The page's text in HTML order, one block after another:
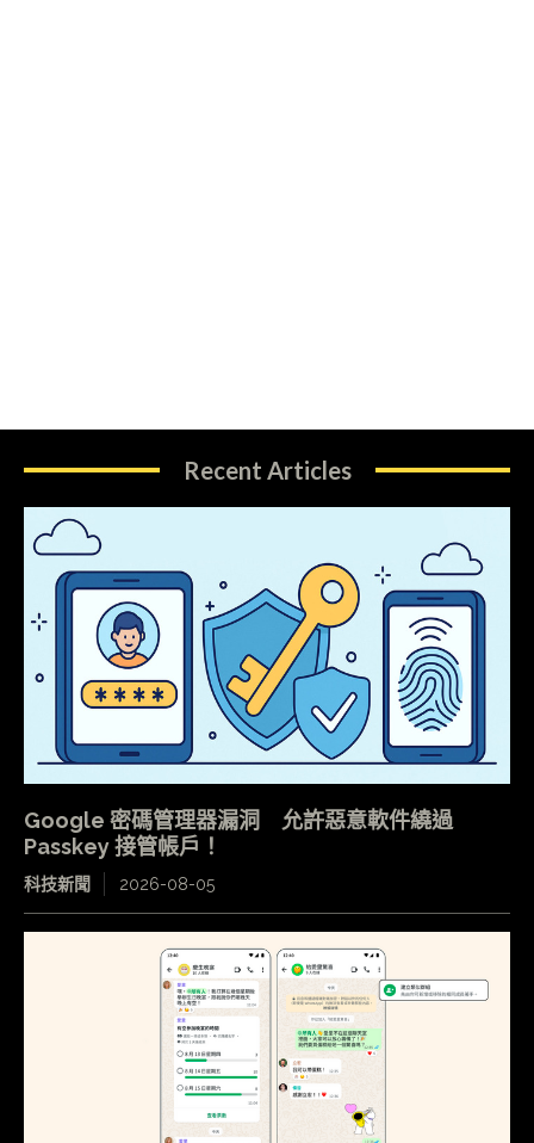
Recent Articles
Google 密碼管理器漏洞 允許惡意軟件繞過
Passkey 接管帳戶！
科技新聞 2026-08-05